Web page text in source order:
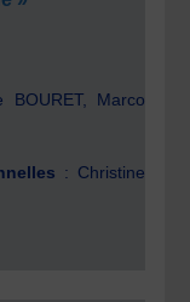
BOURET, Marco
: Christine